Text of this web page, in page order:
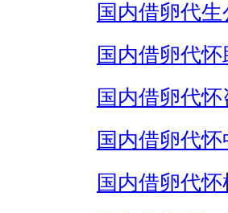
国内借卵代生
国内借卵代怀
国内借卵代怀
国内借卵代怀
国内借卵代怀